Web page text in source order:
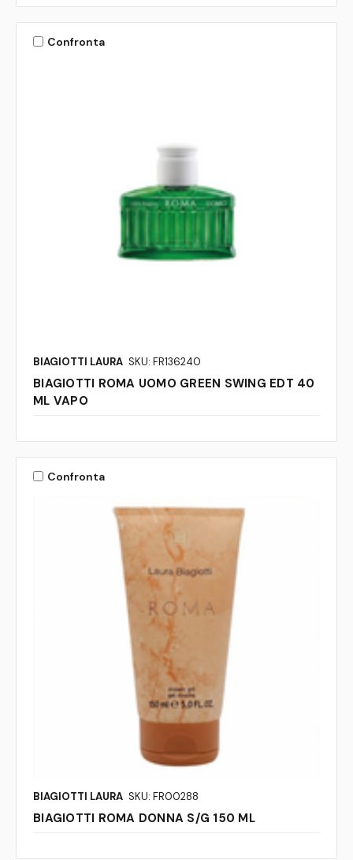
Confronta
BIAGIOTTI LAURA SKU: FR136240
BIAGIOTTI ROMA UOMO GREEN SWING EDT 40
ML VAPO
Confronta
BIAGIOTTI LAURA SKU: FR00288
BIAGIOTTI ROMA DONNA S/G 150 ML